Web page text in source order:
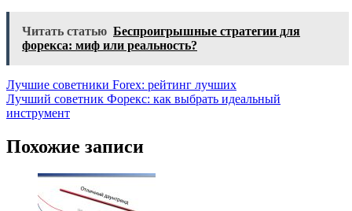
Читать статью Беспроигрышные стратегии для
форекса: миф или реальность?
Навигация
по
Лучшие советники Forex: рейтинг лучших
Лучший советник Форекс: как выбрать идеальный
инструмент
Похожие записи